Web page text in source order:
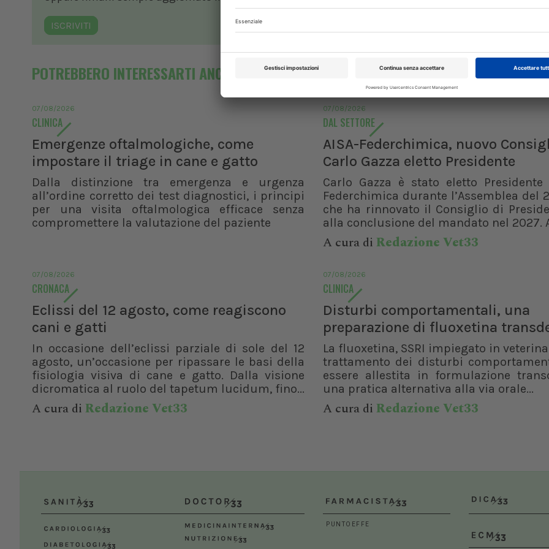
ISCRIVITI
POTREBBERO INTERESSARTI ANCHE
07/08/2026
CLINICA
Emergenze oftalmologiche, come
impostare il triage in cane e gatto
Dalla distinzione tra emergenza e urgenza
all’ordine corretto dei test diagnostici, i principi
per una visita oftalmologica efficace senza
compromettere la valutazione del paziente
07/08/2026
DAL SETTORE
AISA-Federchimica, nuovo
Carlo Gazza eletto Presidente
Carlo Gazza è stato eletto Presidente
Federchimica durante l’Assemblea del
che ha rinnovato il Consiglio di
alla conclusione del mandato nel 2027.
A cura di Redazione Vet33
07/08/2026
CRONACA
Eclissi del 12 agosto, come reagiscono
cani e gatti
In occasione dell’eclissi parziale di sole del 12
agosto, un’occasione per ripassare le basi della
fisiologia visiva di cane e gatto. Dalla visione
dicromatica al ruolo del tapetum lucidum, fino...
A cura di Redazione Vet33
07/08/2026
CLINICA
Disturbi comportamentali, una
preparazione di fluoxetina
La fluoxetina, SSRI impiegato in
trattamento dei disturbi
essere allestita in formulazione
una pratica alternativa alla via orale...
A cura di Redazione Vet33
XXI Congresso
Nazionale UNISVET
Bologna (BO)
Pillole in